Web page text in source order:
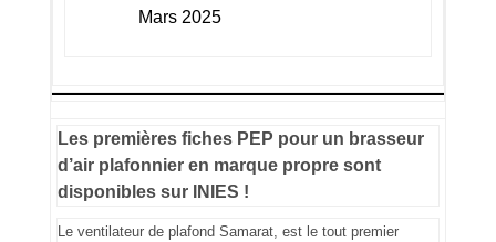
Mars 2025
Les premières fiches PEP pour un brasseur
d’air plafonnier en marque propre sont
disponibles sur INIES !
Le ventilateur de plafond Samarat, est le tout premier